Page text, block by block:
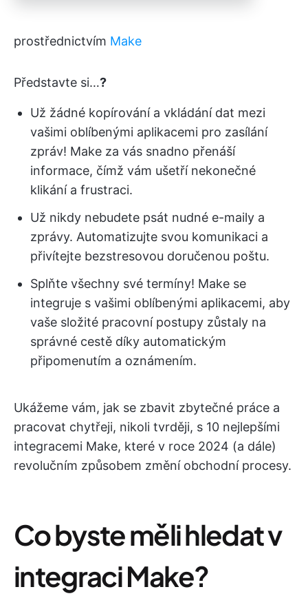
prostřednictvím Make
Představte si…?
Už žádné kopírování a vkládání dat mezi
vašimi oblíbenými aplikacemi pro zasílání
zpráv! Make za vás snadno přenáší
informace, čímž vám ušetří nekonečné
klikání a frustraci.
Už nikdy nebudete psát nudné e-maily a
zprávy. Automatizujte svou komunikaci a
přivítejte bezstresovou doručenou poštu.
Splňte všechny své termíny! ️Make se
integruje s vašimi oblíbenými aplikacemi, aby
vaše složité pracovní postupy zůstaly na
správné cestě díky automatickým
připomenutím a oznámením.
Ukážeme vám, jak se zbavit zbytečné práce a
pracovat chytřeji, nikoli tvrději, s 10 nejlepšími
integracemi Make, které v roce 2024 (a dále)
revolučním způsobem změní obchodní procesy.
Co byste měli hledat v
integraci Make?